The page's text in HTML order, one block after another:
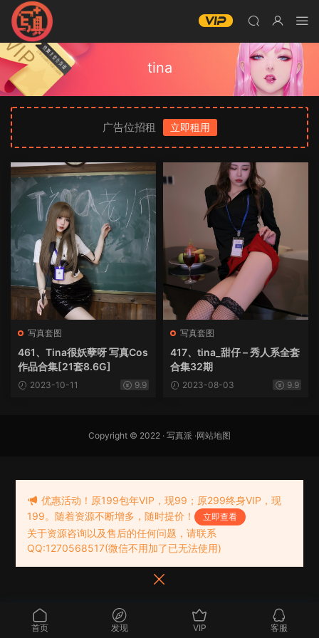
tina
广告位招租 立即租用
写真套图
461、Tina很妖孽呀 写真Cos
作品合集[21套8.6G]
2023-10-11 9.9
写真套图
417、tina_甜仔 – 秀人系全套
合集32期
2023-08-03 9.9
Copyright © 2022 · 写真派 ·网站地图
首页 发现 VIP 客服
优惠活动！原199包年VIP，现99；原299终身VIP，现
199。随着资源不断增多，随时提价！
立即查看
关于资源咨询以及售后的任何问题，请联系
QQ:1270568517(微信不用加了已无法使用)